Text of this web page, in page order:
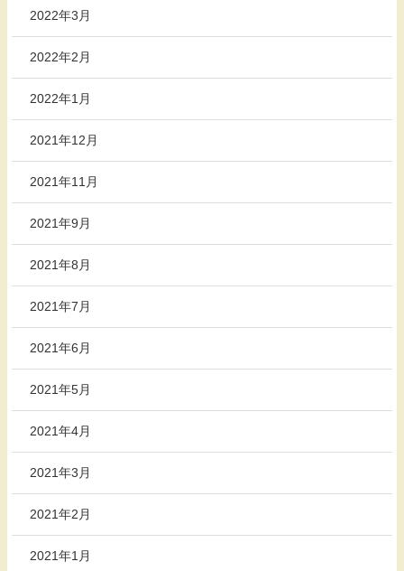
2022年3月
2022年2月
2022年1月
2021年12月
2021年11月
2021年9月
2021年8月
2021年7月
2021年6月
2021年5月
2021年4月
2021年3月
2021年2月
2021年1月